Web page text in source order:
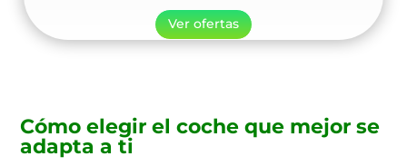
Ver ofertas
Cómo elegir el coche que mejor se
adapta a ti